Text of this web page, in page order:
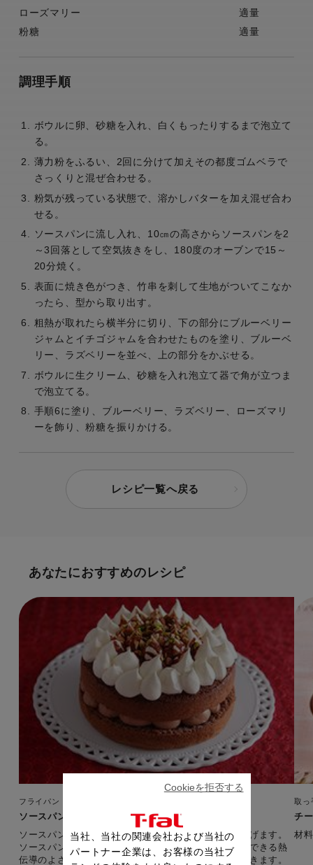
ローズマリー
適量
粉糖
適量
調理手順
ボウルに卵、砂糖を入れ、白くもったりするまで泡立て
る。
薄力粉をふるい、2回に分けて加えその都度ゴムベラで
さっくりと混ぜ合わせる。
粉気が残っている状態で、溶かしバターを加え混ぜ合わ
せる。
ソースパンに流し入れ、10㎝の高さからソースパンを2
～3回落として空気抜きをし、180度のオーブンで15～
20分焼く。
表面に焼き色がつき、竹串を刺して生地がついてこなか
ったら、型から取り出す。
粗熱が取れたら横半分に切り、下の部分にブルーベリー
ジャムとイチゴジャムを合わせたものを塗り、ブルーベ
リー、ラズベリーを並べ、上の部分をかぶせる。
ボウルに生クリーム、砂糖を入れ泡立て器で角が立つま
で泡立てる。
手順6に塗り、ブルーベリー、ラズベリー、ローズマリ
ーを飾り、粉糖を振りかける。
レシピ一覧へ戻る
あなたにおすすめのレシピ
フライパン・鍋
ソースパンで作るチョコレートケーキ
ソースパンを使ってココアのスポンジケーキを焼き上げます。
ソースパンにケーキ生地を流しこみ、じっくりと加熱できる熱
伝導のよさでふっくらとケーキを焼き上げることができます。
取っ
チ
材
当社、当社の関連会社および当社の
パートナー企業は、お客様の当社ブ
Cookieを拒否する